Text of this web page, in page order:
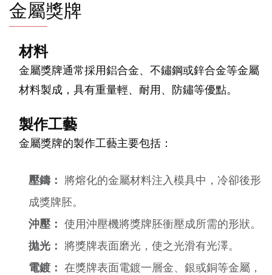
金屬獎牌
材料
金屬獎牌通常採用鋁合金、不鏽鋼或鋅合金等金屬
材料製成，具有重量輕、耐用、防鏽等優點。
製作工藝
金屬獎牌的製作工藝主要包括：
壓鑄：
將熔化的金屬材料注入模具中，冷卻後形
成獎牌胚。
沖壓： 使用沖壓機將獎牌胚衝壓成所需的形狀。
拋光：
將獎牌表面磨光，使之光滑有光澤。
電鍍： 在獎牌表面電鍍一層金、銀或銅等金屬，